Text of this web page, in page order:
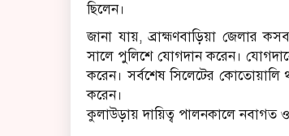
ছিলেন।
জানা যায়, ব্রাহ্মণবাড়িয়া জেলার
সালে পুলিশে যোগদান করেন।
করেন। সর্বশেষ সিলেটের কোতোয়ালি
করেন।
কুলাউড়ায় দায়িত্ব পালনকালে